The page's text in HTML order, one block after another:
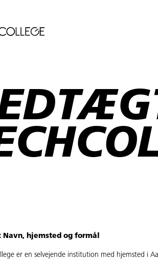
Navn, hjemsted og formål
er en selvejende institution med hjemsted